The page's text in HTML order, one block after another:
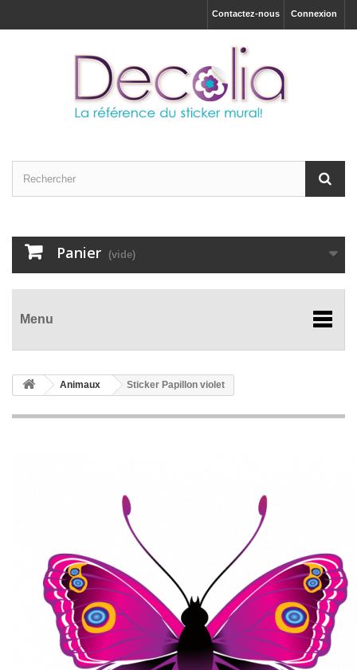
Connexion
Contactez-nous
Panier (vide)
Menu
Animaux Sticker Papillon violet